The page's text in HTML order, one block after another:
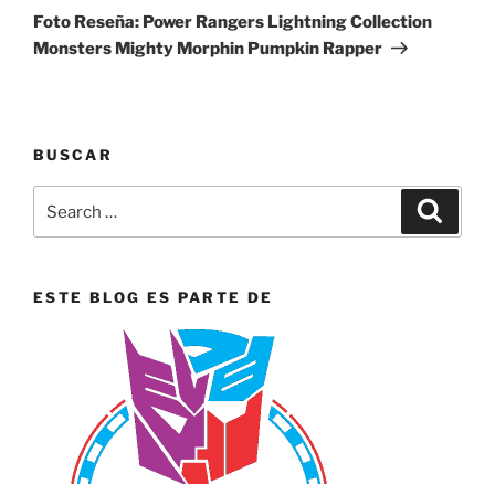
Post
Foto Reseña: Power Rangers Lightning Collection
Monsters Mighty Morphin Pumpkin Rapper
BUSCAR
for:
ESTE BLOG ES PARTE DE